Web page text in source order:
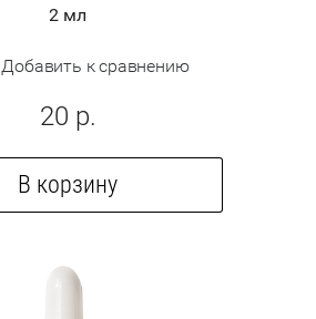
2 мл
Добавить к сравнению
20 р.
В корзину